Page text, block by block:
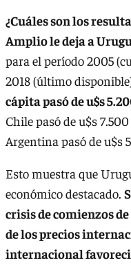
¿Cuáles son los
Amplio le deja a
para el período 2005
2018 (último
cápita pasó de u$s
Chile pasó de u$s
Argentina pasó de u$s
Esto muestra que
económico destacado.
crisis de comienzos
de los precios
internacional